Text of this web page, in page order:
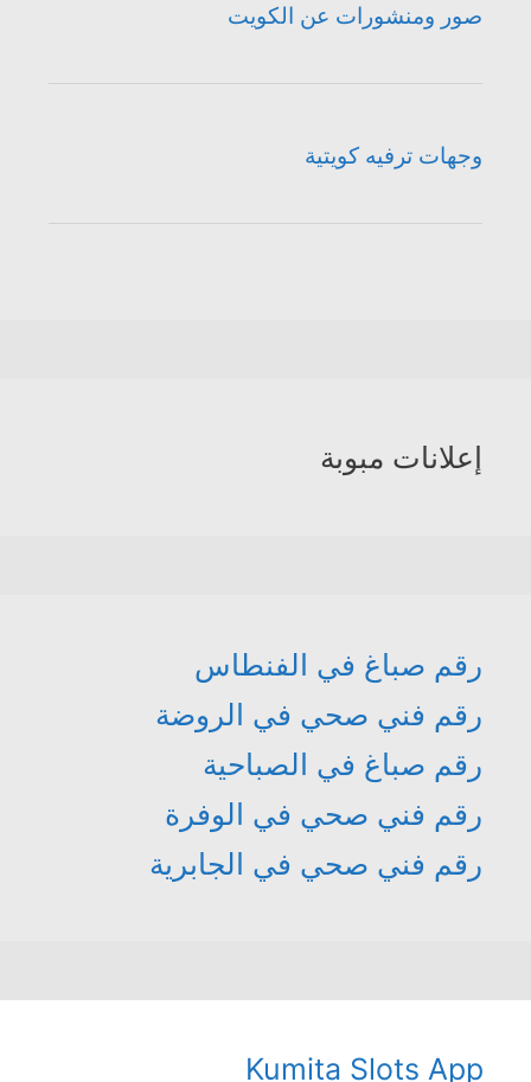
صور ومنشورات عن الكويت
وجهات ترفيه كويتية
إعلانات مبوبة
رقم صباغ في الفنطاس
رقم فني صحي في الروضة
رقم صباغ في الصباحية
رقم فني صحي في الوفرة
رقم فني صحي في الجابرية
Kumita Slots App